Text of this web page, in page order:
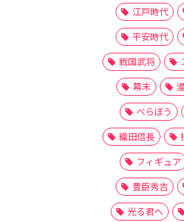
江戸時代
平安時代
戦国武将
幕末
べらぼう
織田信長
フィギュア
豊臣秀吉
光る君へ